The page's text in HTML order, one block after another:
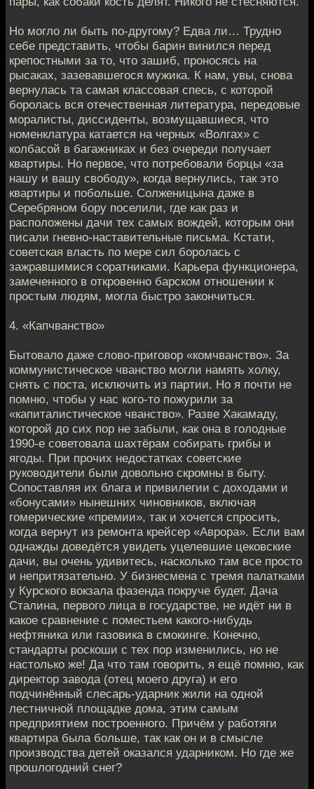
Но могло ли быть по-другому? Едва ли… Трудно
себе представить, чтобы барин винился перед
крепостными за то, что зашиб, проносясь на
рысаках, зазевавшегося мужика. К нам, увы, снова
вернулась та самая классовая спесь, с которой
боролась вся отечественная литература, передовые
моралисты, диссиденты, возмущавшиеся, что
номенклатура катается на черных «Волгах» с
колбасой в багажниках и без очереди получает
квартиры. Но первое, что потребовали борцы «за
нашу и вашу свободу», когда вернулись, так это
квартиры и побольше. Солженицына даже в
Серебряном бору поселили, где как раз и
расположены дачи тех самых вождей, которым они
писали гневно-наставительные письма. Кстати,
советская власть по мере сил боролась с
зажравшимися соратниками. Карьера функционера,
замеченного в откровенно барском отношении к
простым людям, могла быстро закончиться.
4. «Капчванство»
Бытовало даже слово-приговор «комчванство». За
коммунистическое чванство могли намять холку,
снять с поста, исключить из партии. Но я почти не
помню, чтобы у нас кого-то пожурили за
«капиталистическое чванство». Разве Хакамаду,
которой до сих пор не забыли, как она в голодные
1990-е советовала шахтёрам собирать грибы и
ягоды. При прочих недостатках советские
руководители были довольно скромны в быту.
Сопоставляя их блага и привилегии с доходами и
«бонусами» нынешних чиновников, включая
гомерические «премии», так и хочется спросить,
когда вернут из ремонта крейсер «Аврора». Если вам
однажды доведётся увидеть уцелевшие цековские
дачи, вы очень удивитесь, насколько там все просто
и непритязательно. У бизнесмена с тремя палатками
у Курского вокзала фазенда покруче будет. Дача
Сталина, первого лица в государстве, не идёт ни в
какое сравнение с поместьем какого-нибудь
нефтяника или газовика в смокинге. Конечно,
стандарты роскоши с тех пор изменились, но не
настолько же! Да что там говорить, я ещё помню, как
директор завода (отец моего друга) и его
подчинённый слесарь-ударник жили на одной
лестничной площадке дома, этим самым
предприятием построенного. Причём у работяги
квартира была больше, так как он и в смысле
производства детей оказался ударником. Но где же
прошлогодний снег?